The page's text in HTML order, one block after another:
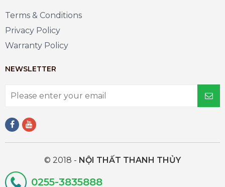
0255-3835888
Terms & Conditions
Privacy Policy
Warranty Policy
NEWSLETTER
© 2018 - NỘI THẤT THANH THỦY